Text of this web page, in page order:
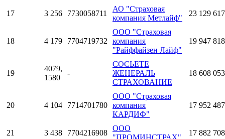
17 3 256 7730058711
АО "Страховая
компания Метлайф"
23 129 617
18 4 179 7704719732
ООО "Страховая
компания
"Райффайзен Лайф"
19 947 818
19
4079,
1580
-
СОСЬЕТЕ
ЖЕНЕРАЛЬ
СТРАХОВАНИЕ
18 608 053
20 4 104 7714701780
ООО "Страховая
компания
КАРДИФ"
17 952 487
21 3 438 7704216908
ООО
17 882 708